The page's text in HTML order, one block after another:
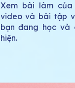
Xem bài làm
video và bài tập
bạn đang học và
hiện.